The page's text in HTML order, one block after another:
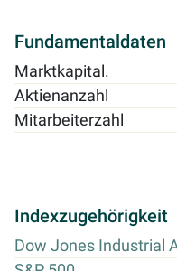
Fundamentaldaten
Marktkapital.
Aktienanzahl
Mitarbeiterzahl
Indexzugehörigkeit
Dow Jones Industrial